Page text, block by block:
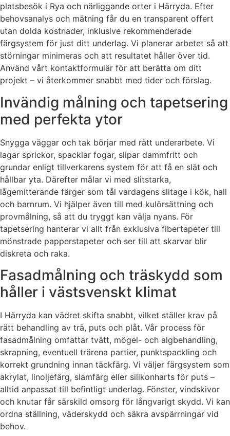
platsbesök i Rya och närliggande orter i Härryda. Efter
behovsanalys och mätning får du en transparent offert
utan dolda kostnader, inklusive rekommenderade
färgsystem för just ditt underlag. Vi planerar arbetet så att
störningar minimeras och att resultatet håller över tid.
Använd vårt kontaktformulär för att berätta om ditt
projekt – vi återkommer snabbt med tider och förslag.
Invändig målning och tapetsering
med perfekta ytor
Snygga väggar och tak börjar med rätt underarbete. Vi
lagar sprickor, spacklar fogar, slipar dammfritt och
grundar enligt tillverkarens system för att få en slät och
hållbar yta. Därefter målar vi med slitstarka,
lågemitterande färger som tål vardagens slitage i kök, hall
och barnrum. Vi hjälper även till med kulörsättning och
provmålning, så att du tryggt kan välja nyans. För
tapetsering hanterar vi allt från exklusiva fibertapeter till
mönstrade papperstapeter och ser till att skarvar blir
diskreta och raka.
Fasadmålning och träskydd som
håller i västsvenskt klimat
I Härryda kan vädret skifta snabbt, vilket ställer krav på
rätt behandling av trä, puts och plåt. Vår process för
fasadmålning omfattar tvätt, mögel- och algbehandling,
skrapning, eventuell trärena partier, punktspackling och
korrekt grundning innan täckfärg. Vi väljer färgsystem som
akrylat, linoljefärg, slamfärg eller silikonharts för puts –
alltid anpassat till befintligt underlag. Fönster, vindskivor
och knutar får särskild omsorg för långvarigt skydd. Vi kan
ordna ställning, väderskydd och säkra avspärrningar vid
behov.